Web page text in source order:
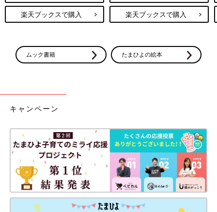
楽天ブックスで購入 楽天ブックスで購入
ムック書籍 たまひよの絵本
キャンペーン